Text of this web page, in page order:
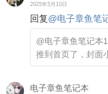
2025年5月10日
回复@电子章鱼笔
@电子章鱼笔记本
推到首页了，封
电子章鱼笔记本